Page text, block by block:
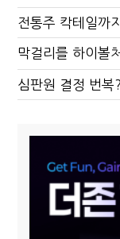
전통주 칵테일까